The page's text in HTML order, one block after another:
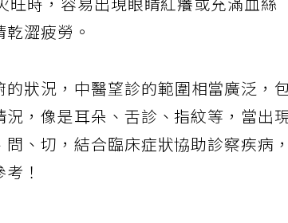
旺時，容易出現眼睛紅癢或充滿血絲
澀疲勞。
狀況，中醫望診的範圍相當廣泛，
，像是耳朵、舌診、指紋等，當出
、切，結合臨床症狀協助診察疾病，
！